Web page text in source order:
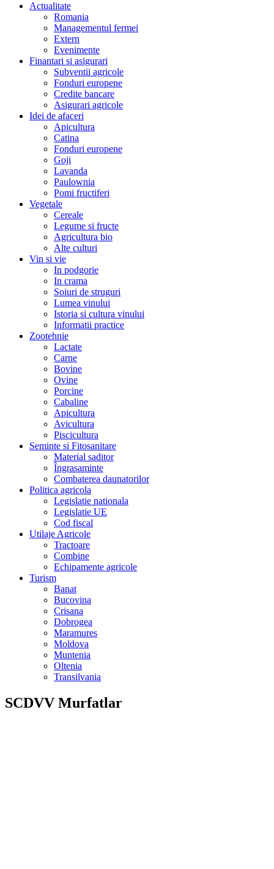
Actualitate
Romania
Managementul fermei
Extern
Evenimente
Finantari si asigurari
Subventii agricole
Fonduri europene
Credite bancare
Asigurari agricole
Idei de afaceri
Apicultura
Catina
Fonduri europene
Goji
Lavanda
Paulownia
Pomi fructiferi
Vegetale
Cereale
Legume si fructe
Agricultura bio
Alte culturi
Vin si vie
In podgorie
In crama
Soiuri de struguri
Lumea vinului
Istoria si cultura vinului
Informatii practice
Zootehnie
Lactate
Carne
Bovine
Ovine
Porcine
Cabaline
Apicultura
Avicultura
Piscicultura
Seminte si Fitosanitare
Material saditor
Îngrasaminte
Combaterea daunatorilor
Politica agricola
Legislatie nationala
Legislatie UE
Cod fiscal
Utilaje Agricole
Tractoare
Combine
Echipamente agricole
Turism
Banat
Bucovina
Crisana
Dobrogea
Maramures
Moldova
Muntenia
Oltenia
Transilvania
SCDVV Murfatlar